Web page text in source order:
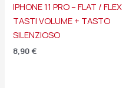
IPHONE 11 PRO – FLAT / FLEX
TASTI VOLUME + TASTO
SILENZIOSO
8,90 €